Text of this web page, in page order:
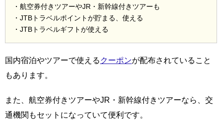
・航空券付きツアーやJR・新幹線付きツアーも
・JTBトラベルポイントが貯まる、使える
・JTBトラベルギフトが使える
国内宿泊やツアーで使える クーポンが配布されていること
もあります。
また、航空券付きツアーやJR・新幹線付きツアーなら、交
通機関もセットになっていて便利です。